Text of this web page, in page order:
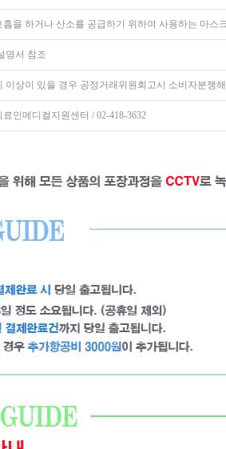
흡을 하거나 산소를 공급하기 위하여 사용하는 마스
명서 참조
이상이 있을 경우 공정거래위원회고시 소비자분쟁
료인메디컬지원센터 / 02-418-3632